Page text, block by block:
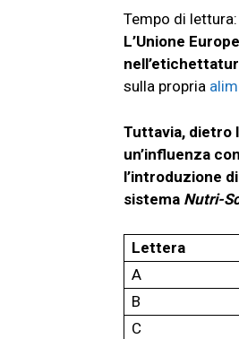
L’Unione
sulla propria
Tuttavia, dietro
un’influenza
l’introduzione
sistema Nutri-
Lettera
A
B
C